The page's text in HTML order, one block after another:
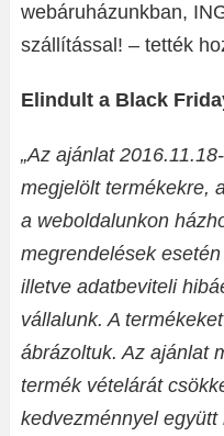
webáruházunkban,
szállítással! – tették
Elindult a Black
„Az ajánlat
megjelölt termékekre,
a weboldalunkon
megrendelések
illetve adatbeviteli
vállalunk. A
ábrázoltuk. Az ajánlat
termék vételárát
kedvezménnyel